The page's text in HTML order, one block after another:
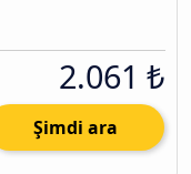
2.061 ₺
Şimdi ara